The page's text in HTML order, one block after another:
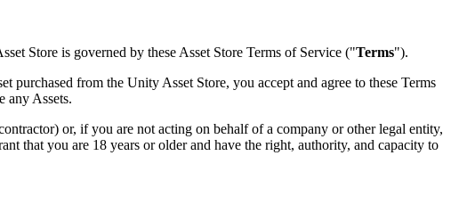
Store is governed by these Asset Store Terms of Service ("Terms").
from the Unity Asset Store, you accept and agree to these Terms
any Assets.
or, if you are not acting on behalf of a company or other legal entity,
that you are 18 years or older and have the right, authority, and capacity to